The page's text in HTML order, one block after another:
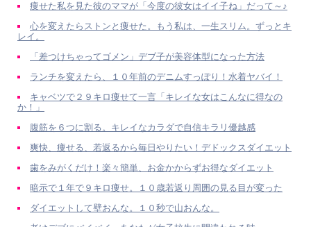
痩せた私を見た彼のママが「今度の彼女はイイ子ね」だって～♪
心を変えたらストンと痩せた。もう私は、一生スリム。ずっとキ
レイ。
「差つけちゃってゴメン」デブ子が美容体型になった方法
ランチを変えたら、１０年前のデニムすっぽり！水着ヤバイ！
キャベツで２９キロ痩せて一言「キレイな女はこんなに得なの
か！」
腹筋を６つに割る。キレイなカラダで自信キラリ優越感
爽快、痩せる、若返るから毎日やりたい！デドックスダイエット
歯をみがくだけ！楽々簡単、お金かからずお得なダイエット
暗示で１年で９キロ痩せ。１０歳若返り周囲の見る目が変った
ダイエットして壁おんな。１０秒で山おんな。